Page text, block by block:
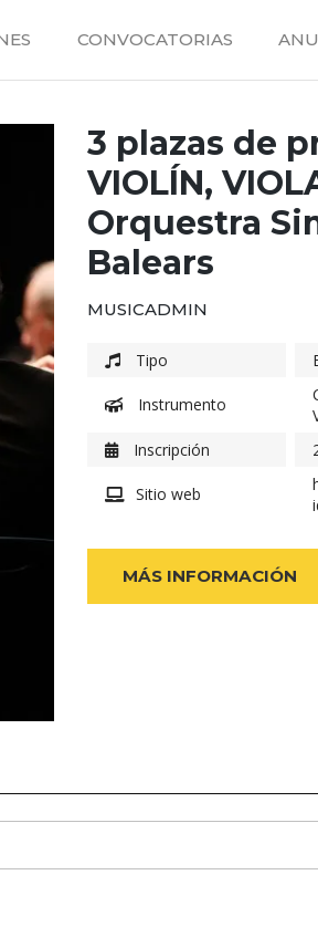
CONVOCATORIAS
3 plazas de
VIOLÍN,
Orquestra
Balears
MUSICADMIN
Tipo
Instrumento
Inscripción
Sitio web
MÁS INFORMACIÓN